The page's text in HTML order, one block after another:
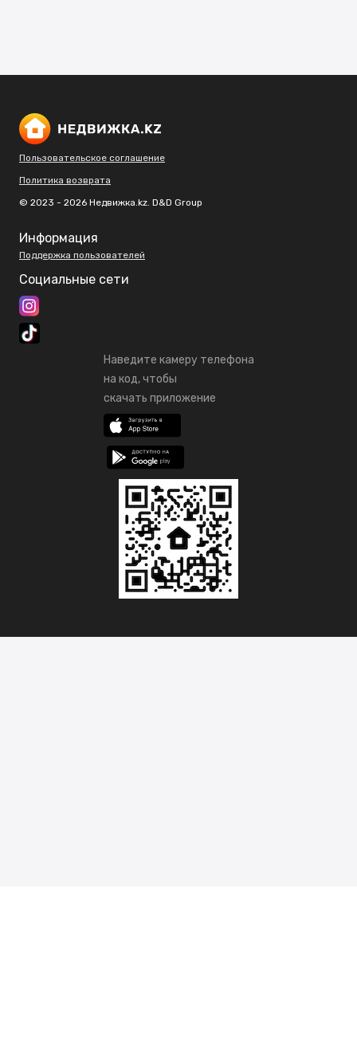
Пользовательское соглашение
Политика возврата
© 2023 - 2026 Недвижка.kz. D&D Group
Информация
Поддержка пользователей
Социальные сети
Наведите камеру телефона
на код, чтобы
скачать приложение